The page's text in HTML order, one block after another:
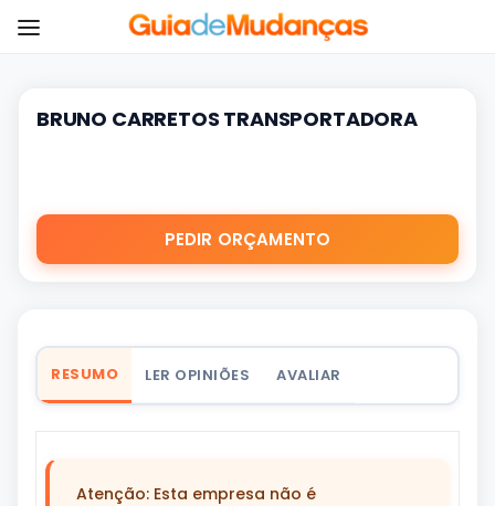
BRUNO CARRETOS TRANSPORTADORA
PEDIR ORÇAMENTO
RESUMO LER OPINIÕES AVALIAR
Atenção: Esta empresa não é